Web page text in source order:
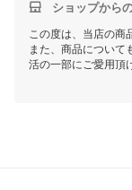
ショップから
この度は、当店の商
また、商品について
活の一部にご愛用頂
からもお客様のご